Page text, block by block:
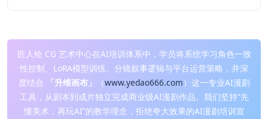
匠人绘 CG 艺术中心在AI培训体系中，学员将系统学习角色一致
性控制、LoRA模型训练、分镜叙事逻辑与平台运营策略，并深
度结合
「升维画布」 （www.yedao666.com）这一专业AI漫剧
工具，从剧本到成片独立完成商业级AI漫剧作品。我们坚持“先
懂美术，再玩AI”的教学理念，拒绝夸大效果的AI漫剧培训宣